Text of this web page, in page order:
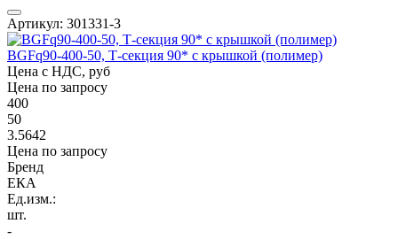
Артикул: 301331-3
BGFq90-400-50, Т-секция 90* с крышкой (полимер)
Цена с НДС, руб
Цена по запросу
400
50
3.5642
Цена по запросу
Бренд
ЕКА
Ед.изм.:
шт.
-